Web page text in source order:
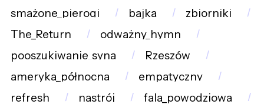
smażone_pierogi
bajka
zbiorniki
The_Return
odważny_hymn
pooszukiwanie_syna
Rzeszów
ameryka_północna
empatyczny
refresh
nastrój
fala_powodziowa